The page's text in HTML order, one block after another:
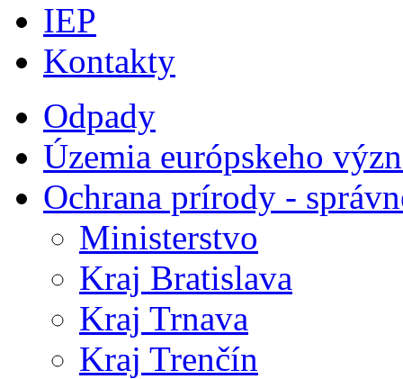
IEP
Kontakty
Odpady
Územia európskeho
Ochrana prírody -
Ministerstvo
Kraj Bratislava
Kraj Trnava
Kraj Trenčín